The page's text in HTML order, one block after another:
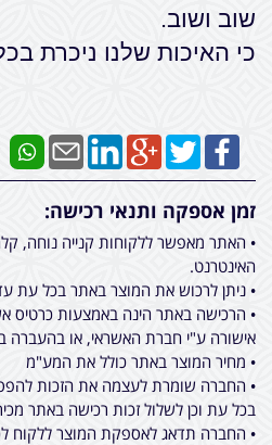
שוב ושוב.
כי האיכות שלנו ניכרת
זמן אספקה ותנאי רכישה:
• האתר מאפשר ללקוחות קנייה נוחה,
האינטרנט.
• ניתן לרכוש את המוצר באתר בכל עת
• הרכישה באתר הינה באמצעות
אישורה ע"י חברת האשראי, או בהעברה
• מחיר המוצר באתר כולל את המע"מ
• החברה שומרת לעצמה את הזכות
בכל עת וכן לשלול זכות רכישה באתר
• החברה תדאג לאספקת המוצר ללקוח